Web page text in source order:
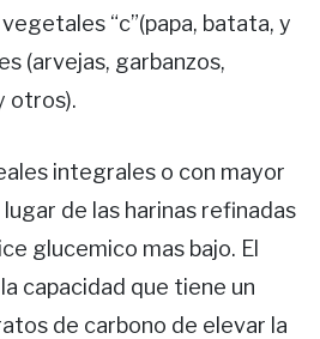
“c”(papa, batata, y
(arvejas, garbanzos,
otros).
integrales o con mayor
de las harinas refinadas
glucemico mas bajo. El
capacidad que tiene un
de carbono de elevar la